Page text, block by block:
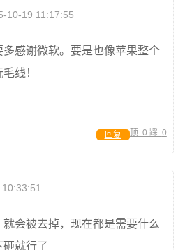
10-19 11:17:55
感谢微软。要是也像苹果整个
线！
顶: 0 踩: 0
回复
会被去掉，现在都是需要什么
就行了